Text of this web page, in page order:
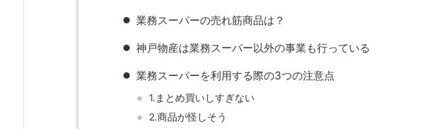
業務スーパーの売れ筋商品は？
神戸物産は業務スーパー以外の事業も行っている
業務スーパーを利用する際の3つの注意点
1.まとめ買いしすぎない
2.商品が怪しそう